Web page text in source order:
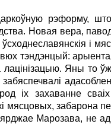
рэформу,
Новая вера,
і
тэндэнцый:
Яны то
іх захаванне
забарона
Марозава, не